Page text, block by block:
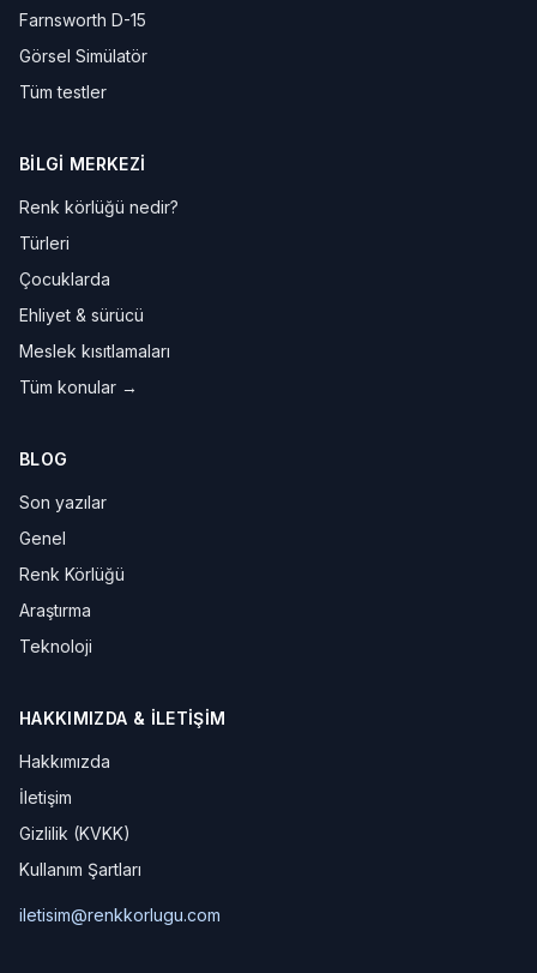
Farnsworth D-15
Görsel Simülatör
Tüm testler
BILGI MERKEZI
Renk körlüğü nedir?
Türleri
Çocuklarda
Ehliyet & sürücü
Meslek kısıtlamaları
Tüm konular →
BLOG
Son yazılar
Genel
Renk Körlüğü
Araştırma
Teknoloji
HAKKIMIZDA & İLETIŞIM
Hakkımızda
İletişim
Gizlilik (KVKK)
Kullanım Şartları
iletisim@renkkorlugu.com